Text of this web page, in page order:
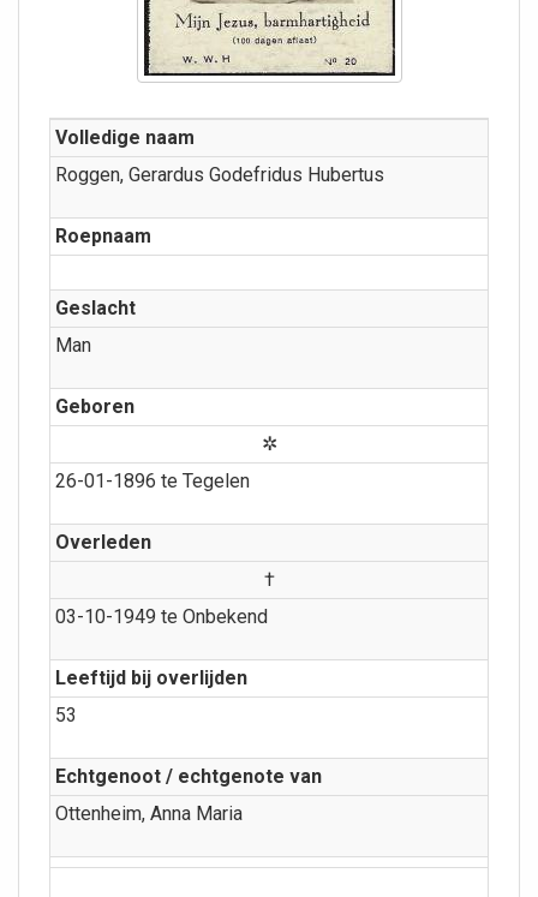
Volledige naam
Roggen, Gerardus Godefridus Hubertus
Roepnaam
Geslacht
Man
Geboren
✲
26-01-1896 te Tegelen
Overleden
†
03-10-1949 te Onbekend
Leeftijd bij overlijden
53
Echtgenoot / echtgenote van
Ottenheim, Anna Maria